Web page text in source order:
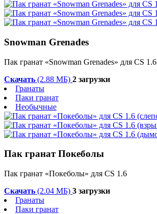
Snowman Grenades
Пак гранат «Snowman Grenades» для CS 1.6
Скачать (2.88 МБ) 2 загрузки
Гранаты
Паки гранат
Необычные
Пак гранат Покеболы
Пак гранат «Покеболы» для CS 1.6
Скачать (2.04 МБ) 3 загрузки
Гранаты
Паки гранат